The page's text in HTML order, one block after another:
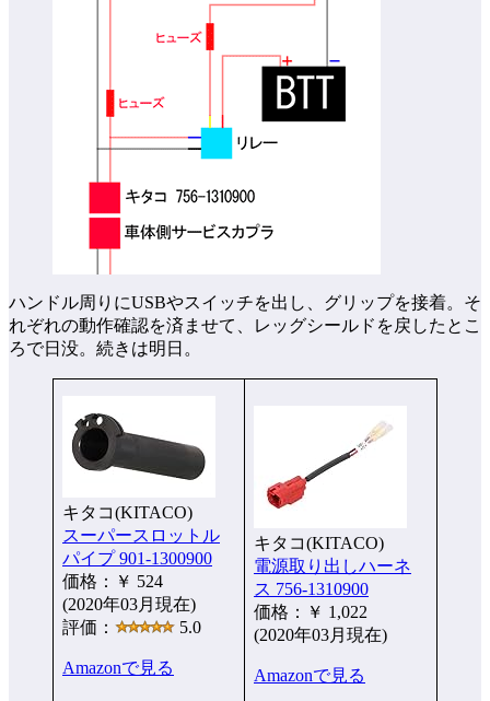
ハンドル周りにUSBやスイッチを出し、グリップを接着。そ
れぞれの動作確認を済ませて、レッグシールドを戻したとこ
ろで日没。続きは明日。
キタコ(KITACO)
スーパースロットル
パイプ 901-1300900
価格：￥ 524
(2020年03月現在)
評価：
5.0
Amazonで見る
キタコ(KITACO)
電源取り出しハーネ
ス 756-1310900
価格：￥ 1,022
(2020年03月現在)
Amazonで見る